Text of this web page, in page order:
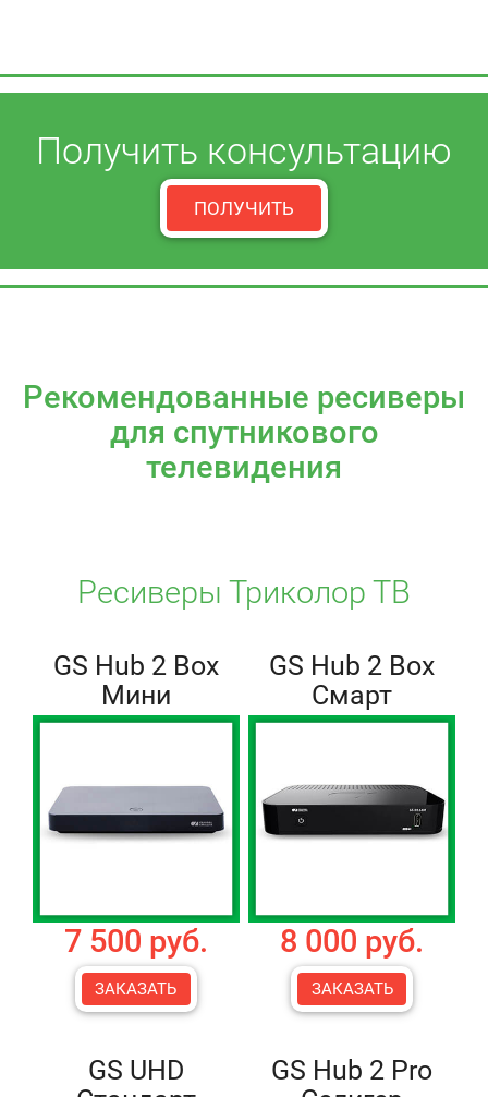
Получить консультацию
ПОЛУЧИТЬ
Рекомендованные ресиверы
для спутникового
телевидения
Ресиверы Триколор ТВ
GS Hub 2 Box
Мини
7 500 руб.
ЗАКАЗАТЬ
GS Hub 2 Box
Смарт
8 000 руб.
ЗАКАЗАТЬ
GS UHD
GS Hub 2 Pro